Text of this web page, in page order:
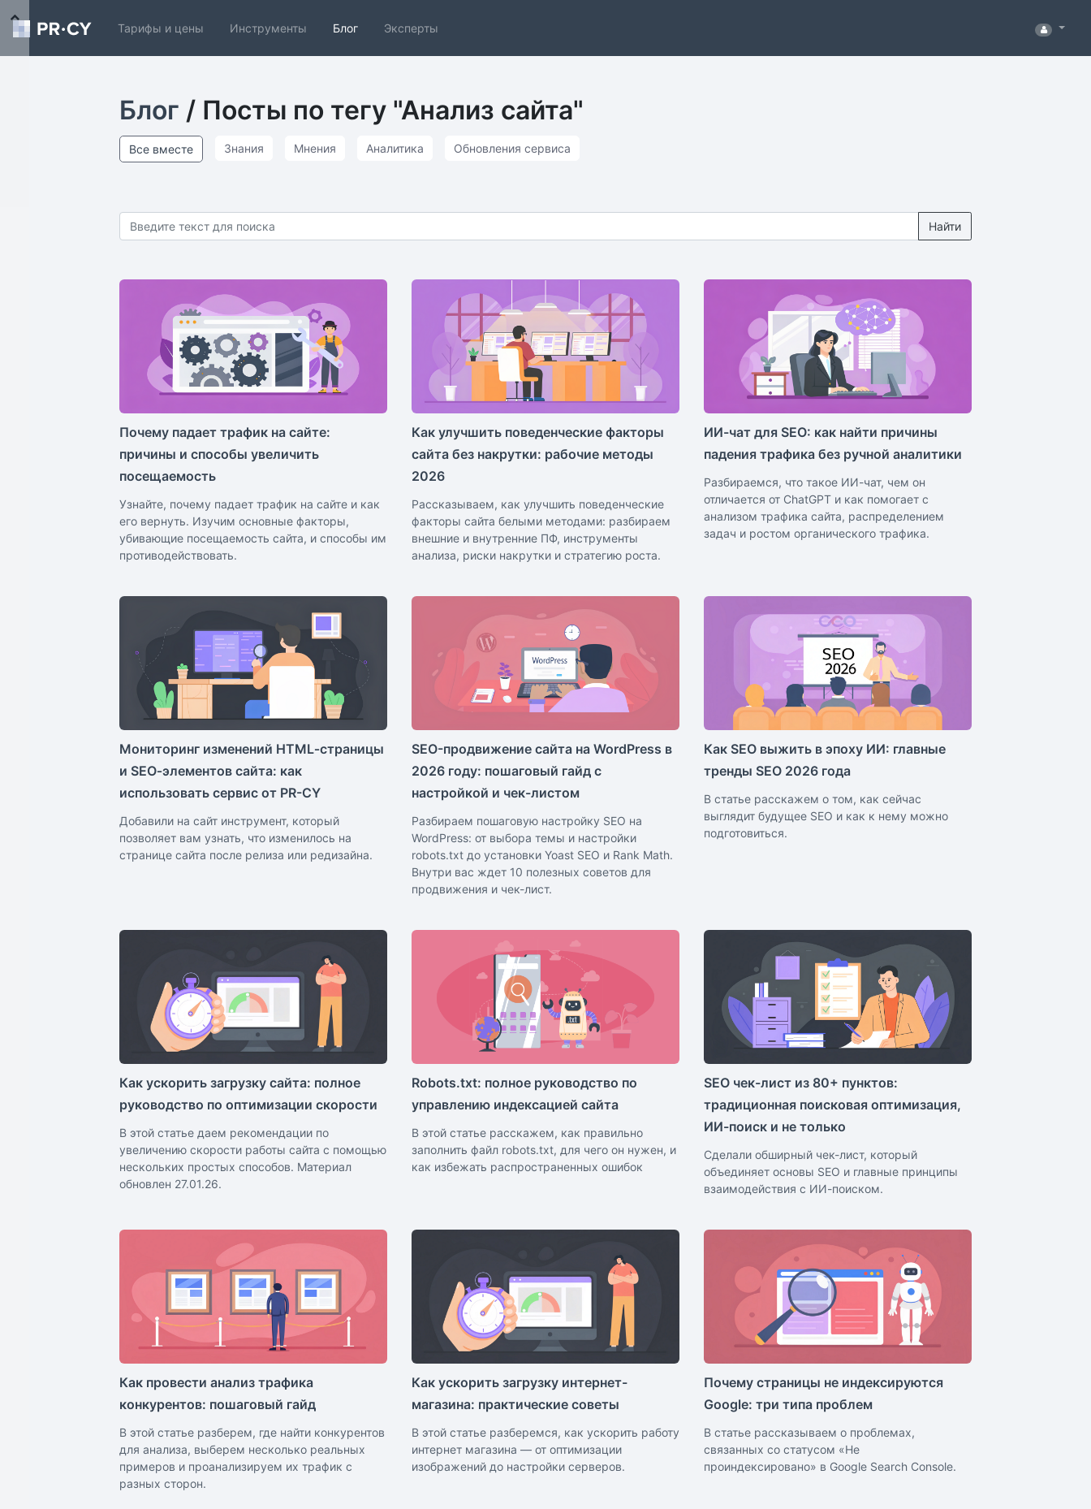
Тарифы и цены Инструменты Блог Эксперты
Блог / Посты по тегу "Анализ сайта"
Все вместе Знания Мнения Аналитика Обновления сервиса
Найти
Почему падает трафик на сайте:
причины и способы увеличить
посещаемость
Узнайте, почему падает трафик на сайте и как
его вернуть. Изучим основные факторы,
убивающие посещаемость сайта, и способы им
противодействовать.
Как улучшить поведенческие факторы
сайта без накрутки: рабочие методы
2026
Рассказываем, как улучшить поведенческие
факторы сайта белыми методами: разбираем
внешние и внутренние ПФ, инструменты
анализа, риски накрутки и стратегию роста.
ИИ-чат для SEO: как найти причины
падения трафика без ручной аналитики
Разбираемся, что такое ИИ-чат, чем он
отличается от ChatGPT и как помогает с
анализом трафика сайта, распределением
задач и ростом органического трафика.
Мониторинг изменений HTML‑страницы
и SEO‑элементов сайта: как
использовать сервис от PR-CY
Добавили на сайт инструмент, который
позволяет вам узнать, что изменилось на
странице сайта после релиза или редизайна.
SEO-продвижение сайта на WordPress в
2026 году: пошаговый гайд с
настройкой и чек-листом
Разбираем пошаговую настройку SEO на
WordPress: от выбора темы и настройки
robots.txt до установки Yoast SEO и Rank Math.
Внутри вас ждет 10 полезных советов для
продвижения и чек-лист.
Как SEO выжить в эпоху ИИ: главные
тренды SEO 2026 года
В статье расскажем о том, как сейчас
выглядит будущее SEO и как к нему можно
подготовиться.
Как ускорить загрузку сайта: полное
руководство по оптимизации скорости
В этой статье даем рекомендации по
увеличению скорости работы сайта с помощью
нескольких простых способов. Материал
обновлен 27.01.26.
Robots.txt: полное руководство по
управлению индексацией сайта
В этой статье расскажем, как правильно
заполнить файл robots.txt, для чего он нужен, и
как избежать распространенных ошибок
SEO чек-лист из 80+ пунктов:
традиционная поисковая оптимизация,
ИИ-поиск и не только
Cделали обширный чек-лист, который
объединяет основы SEO и главные принципы
взаимодействия с ИИ-поиском.
Как провести анализ трафика
конкурентов: пошаговый гайд
В этой статье разберем, где найти конкурентов
для анализа, выберем несколько реальных
примеров и проанализируем их трафик с
разных сторон.
Как ускорить загрузку интернет-
магазина: практические советы
В этой статье разберемся, как ускорить работу
интернет магазина — от оптимизации
изображений до настройки серверов.
Почему страницы не индексируются
Google: три типа проблем
В статье рассказываем о проблемах,
связанных со статусом «Не
проиндексировано» в Google Search Console.